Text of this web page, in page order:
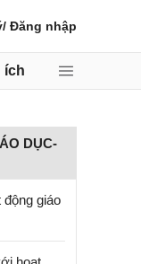
/ Đăng nhập
ích
DỤC-
giáo